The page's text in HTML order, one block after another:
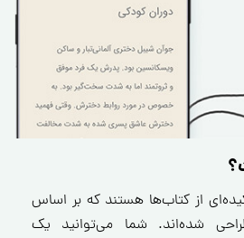
از کتاب‌ها هستند که بر اساس
شده‌اند. شما می‌توانید یک